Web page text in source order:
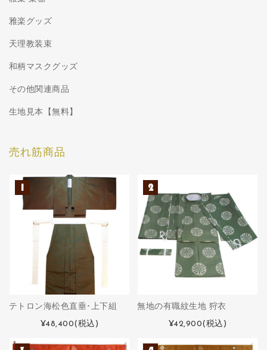
雅楽グッズ
天理教装束
和柄マスクグッズ
その他関連商品
生地見本【無料】
売れ筋商品
テトロン海松色直垂･上下組
¥48,400(税込)
無地の有職紋生地 狩衣
¥42,900(税込)